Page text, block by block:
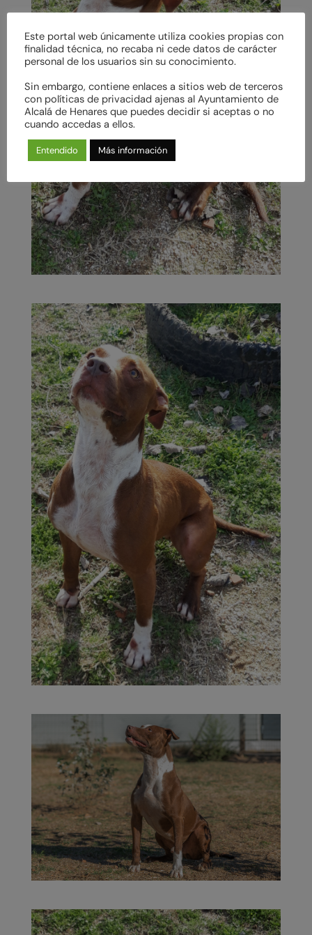
Este portal web únicamente utiliza cookies propias con
finalidad técnica, no recaba ni cede datos de carácter
personal de los usuarios sin su conocimiento.
Sin embargo, contiene enlaces a sitios web de terceros
con políticas de privacidad ajenas al Ayuntamiento de
Alcalá de Henares que puedes decidir si aceptas o no
cuando accedas a ellos.
Entendido Más información